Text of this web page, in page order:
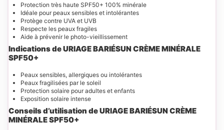
Protection très haute SPF50+ 100% minérale
Idéale pour peaux sensibles et intolérantes
Protège contre UVA et UVB
Respecte les peaux fragiles
Aide à prévenir le photo-vieillissement
Indicationsde URIAGE BARIÉSUN CRÈME MINÉRALE
SPF50+
Peaux sensibles, allergiques ou intolérantes
Peaux fragilisées par le soleil
Protection solaire pour adultes et enfants
Exposition solaire intense
Conseils d’utilisation de URIAGE BARIÉSUN CRÈME
MINÉRALE SPF50+